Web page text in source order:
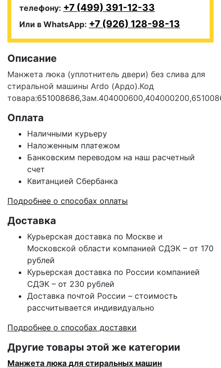
телефону: +7 (499) 391-12-33
Или в WhatsApp: +7 (926) 128-98-13
Описание
Манжета люка (уплотнитель двери) без слива для
стиральной машины Ardo (Ардо).Код
товара:651008686,
Оплата
Наличными курьеру
Наложенным платежом
Банковским переводом на наш расчетный
счет
Квитанцией Сбербанка
Подробнее о способах оплаты
Доставка
Курьерская доставка по Москве и
Московской области компанией СДЭК – от 170
рублей
Курьерская доставка по России компанией
СДЭК – от 230 рублей
Доставка почтой России – стоимость
рассчитывается индивидуально
Подробнее о способах доставки
Другие товары этой же категории
Манжета люка для стиральных машин